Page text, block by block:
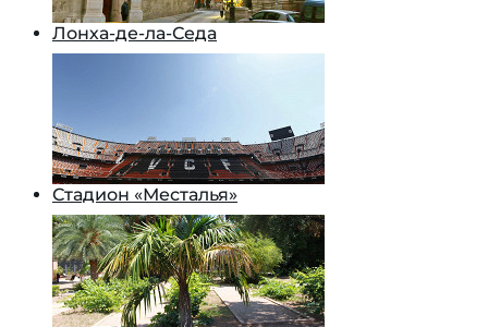
Лонха-де-ла-Седа
Стадион «Месталья»